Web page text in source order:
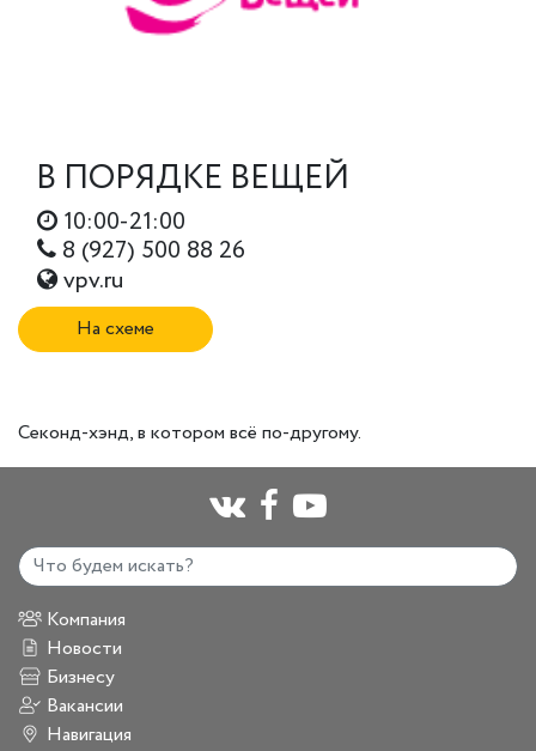
В ПОРЯДКЕ ВЕЩЕЙ
10:00-21:00
8 (927) 500 88 26
vpv.ru
На схеме
Секонд-хэнд, в котором всё по-другому.
Компания
Новости
Бизнесу
Вакансии
Навигация